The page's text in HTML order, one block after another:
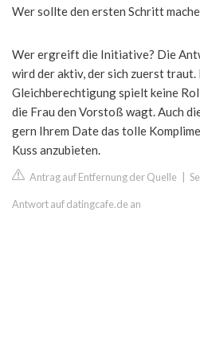
Wer sollte den ersten Schritt
Wer ergreift die Initiative? Die
wird der aktiv, der sich zuerst traut.
Gleichberechtigung spielt keine
die Frau den Vorstoß wagt. Auch
gern Ihrem Date das tolle
Kuss anzubieten.
Antrag auf Entfernung der Quelle
Antwort auf datingcafe.de an